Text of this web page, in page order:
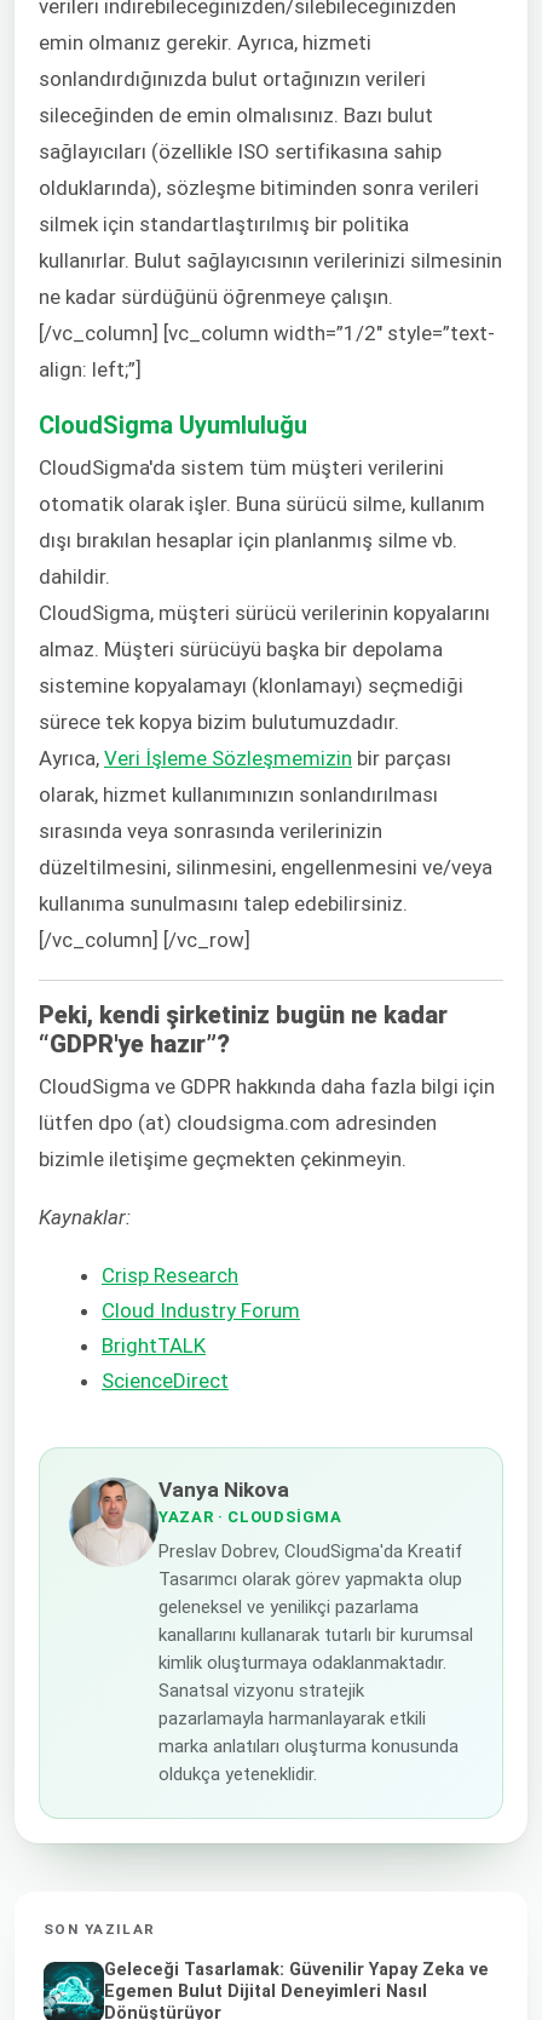
verileri indirebileceğinizden/silebileceğinizden
emin olmanız gerekir. Ayrıca, hizmeti
sonlandırdığınızda bulut ortağınızın verileri
sileceğinden de emin olmalısınız. Bazı bulut
sağlayıcıları (özellikle ISO sertifikasına sahip
olduklarında), sözleşme bitiminden sonra verileri
silmek için standartlaştırılmış bir politika
kullanırlar. Bulut sağlayıcısının verilerinizi silmesinin
ne kadar sürdüğünü öğrenmeye çalışın.
[/vc_column] [vc_column width=”1/2″ style=”text-
align: left;”]
CloudSigma Uyumluluğu
CloudSigma'da sistem tüm müşteri verilerini
otomatik olarak işler. Buna sürücü silme, kullanım
dışı bırakılan hesaplar için planlanmış silme vb.
dahildir.
CloudSigma, müşteri sürücü verilerinin kopyalarını
almaz. Müşteri sürücüyü başka bir depolama
sistemine kopyalamayı (klonlamayı) seçmediği
sürece tek kopya bizim bulutumuzdadır.
Ayrıca, Veri İşleme Sözleşmemizin bir parçası
olarak, hizmet kullanımınızın sonlandırılması
sırasında veya sonrasında verilerinizin
düzeltilmesini, silinmesini, engellenmesini ve/veya
kullanıma sunulmasını talep edebilirsiniz.
[/vc_column] [/vc_row]
Peki, kendi şirketiniz bugün ne kadar
“GDPR'ye hazır”?
CloudSigma ve GDPR hakkında daha fazla bilgi için
lütfen dpo (at) cloudsigma.com adresinden
bizimle iletişime geçmekten çekinmeyin.
Kaynaklar:
Crisp Research
Cloud Industry Forum
BrightTALK
ScienceDirect
Vanya Nikova
YAZAR · CLOUDSIGMA
Preslav Dobrev, CloudSigma'da Kreatif
Tasarımcı olarak görev yapmakta olup
geleneksel ve yenilikçi pazarlama
kanallarını kullanarak tutarlı bir kurumsal
kimlik oluşturmaya odaklanmaktadır.
Sanatsal vizyonu stratejik
pazarlamayla harmanlayarak etkili
marka anlatıları oluşturma konusunda
oldukça yeteneklidir.
SON YAZILAR
Geleceği Tasarlamak: Güvenilir Yapay Zeka ve
Egemen Bulut Dijital Deneyimleri Nasıl
Dönüştürüyor